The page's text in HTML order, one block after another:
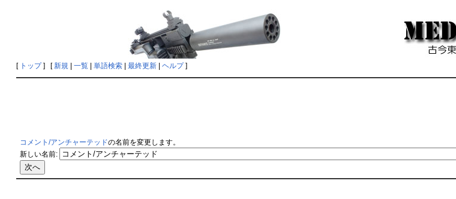
[ トップ] [新規| 一覧| 単語検索| 最終更新| ヘルプ]
コメント/アンチャーテッドの名前を変更します。
新しい名前: